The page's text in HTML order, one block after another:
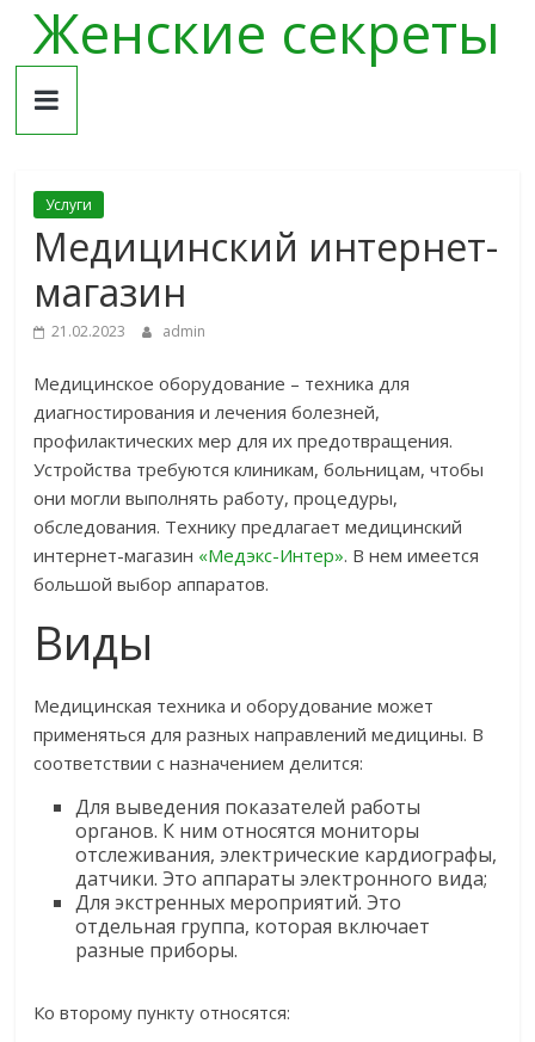
Skip
content
Женские секреты
Услуги
Медицинский интернет-
магазин
21.02.2023 admin
Медицинское оборудование – техника для
диагностирования и лечения болезней,
профилактических мер для их предотвращения.
Устройства требуются клиникам, больницам, чтобы
они могли выполнять работу, процедуры,
обследования. Технику предлагает медицинский
интернет-магазин «Медэкс-Интер». В нем имеется
большой выбор аппаратов.
Виды
Медицинская техника и оборудование может
применяться для разных направлений медицины. В
соответствии с назначением делится:
Для выведения показателей работы
органов. К ним относятся мониторы
отслеживания, электрические кардиографы,
датчики. Это аппараты электронного вида;
Для экстренных мероприятий. Это
отдельная группа, которая включает
разные приборы.
Ко второму пункту относятся: